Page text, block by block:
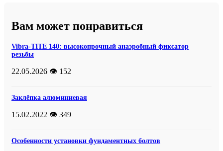
Вам может понравиться
Vibra-TITE 140: высокопрочный анаэробный фиксатор
резьбы
22.05.2026 👁️ 152
Заклёпка алюминиевая
15.02.2022 👁️ 349
Особенности установки фундаментных болтов